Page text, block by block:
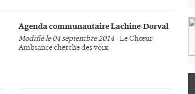
Agenda communautaire Lachine-Dorval
Modifié le 04 septembre 2014- Le Chœur
Ambiance cherche des voix